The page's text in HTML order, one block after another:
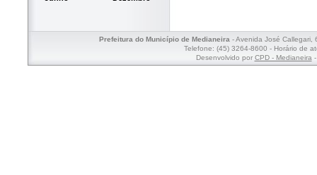
Prefeitura do Município de Medianeira- Avenida José Callegari,
Telefone: (45) 3264-8600 - Horário de
Desenvolvido por CPD - Medianeira-